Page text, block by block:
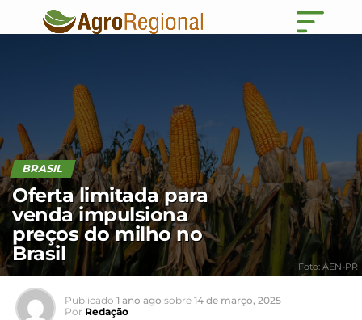
BRASIL
Oferta limitada para
venda impulsiona
preços do milho no
Brasil
Foto: AEN-PR
Publicado 1 ano ago sobre 14 de março, 2025
Por Redação